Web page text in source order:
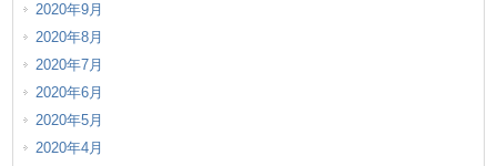
2020年9月
2020年8月
2020年7月
2020年6月
2020年5月
2020年4月